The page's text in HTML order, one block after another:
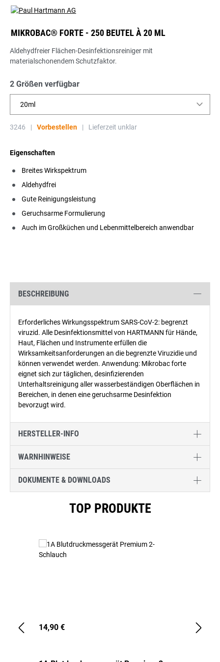
MIKROBAC® FORTE - 250 BEUTEL À 20 ML
Aldehydfreier Flächen-Desinfektionsreiniger mit
materialschonendem Schutzfaktor.
2 Größen verfügbar
20ml
3246 | Vorbestellen | Lieferzeit unklar
Eigenschaften
Breites Wirkspektrum
Aldehydfrei
Gute Reinigungsleistung
Geruchsarme Formulierung
Auch im Großküchen und Lebenmittelbereich anwendbar
BESCHREIBUNG
Erforderliches Wirkungsspektrum SARS-CoV-2: begrenzt
viruzid. Alle Desinfektionsmittel von HARTMANN für Hände,
Haut, Flächen und Instrumente erfüllen die
Wirksamkeitsanforderungen an die begrenzte Viruzidie und
können verwendet werden. Anwendung: Mikrobac forte
eignet sich zur täglichen, desinfizierenden
Unterhaltsreinigung aller wasserbeständigen Oberflächen in
Bereichen, in denen eine geruchsarme Desinfektion
bevorzugt wird.
HERSTELLER-INFO
WARNHINWEISE
DOKUMENTE & DOWNLOADS
TOP PRODUKTE
14,90 €